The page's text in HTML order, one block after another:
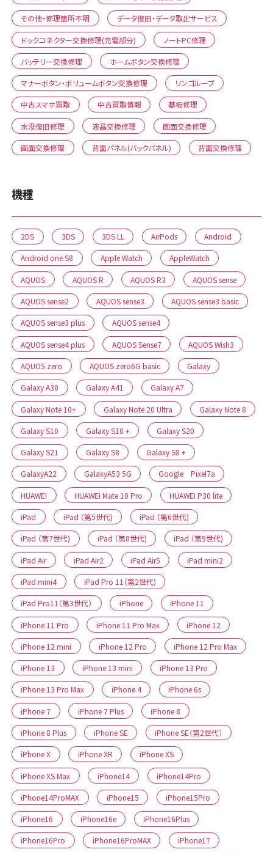
その他・修理箇所不明 データ復旧・データ取出サービス
ドックコネクター交換修理(充電部分) ノートPC修理
バッテリー交換修理 ホームボタン交換修理
マナーボタン・ボリュームボタン交換修理 リンゴループ
中古スマホ買取 中古買取情報 基板修理
水没復旧修理 液晶交換修理 画面交換修理
画面交換修理 背面パネル(バックパネル) 背面交換修理
機種
2DS 3DS 3DS LL AirPods Android
Android one S8 Apple Watch AppleWatch
AQUOS AQUOS R AQUOS R3 AQUOS sense
AQUOS sense2 AQUOS sense3 AQUOS sense3 basic
AQUOS sense3 plus AQUOS sense4
AQUOS sense4 plus AQUOS Sense7 AQUOS Wish3
AQUOS zero AQUOS zero6G basic Galaxy
Galaxy A30 Galaxy A41 Galaxy A7
Galaxy Note 10+ Galaxy Note 20 Ultra Galaxy Note 8
Galaxy S10 Galaxy S10 + Galaxy S20
Galaxy S21 Galaxy S8 Galaxy S8 +
GalaxyA22 GalaxyA53 5G Google Pixel7a
HUAWEI HUAWEI Mate 10 Pro HUAWEI P30 lite
iPad iPad （第5世代) iPad （第6世代)
iPad （第7世代) iPad （第8世代) iPad （第9世代)
iPad Air iPad Air2 iPad Air5 iPad mini2
iPad mini4 iPad Pro 11（第2世代)
iPad Pro11（第3世代） iPhone iPhone 11
iPhone 11 Pro iPhone 11 Pro Max iPhone 12
iPhone 12 mini iPhone 12 Pro iPhone 12 Pro Max
iPhone 13 iPhone 13 mini iPhone 13 Pro
iPhone 13 Pro Max iPhone 4 iPhone 6s
iPhone 7 iPhone 7 Plus iPhone 8
iPhone 8 Plus iPhone SE iPhone SE（第2世代）
iPhone X iPhone XR iPhone XS
iPhone XS Max iPhone14 iPhone14Pro
iPhone14ProMAX iPhone15 iPhone15Pro
iPhone16 iPhone16e iPhone16Plus
iPhone16Pro iPhone16ProMAX iPhone17